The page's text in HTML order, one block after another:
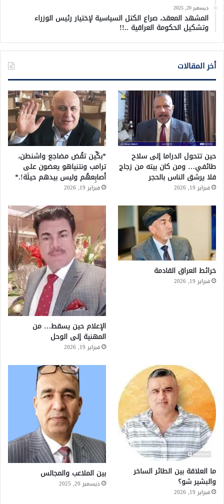
ديسمبر 20, 2025
المشهد المعقد، صراع الكتل السياسية لإختيار رئيس الوزراء
وتشكيل الحكومة العراقية ..!!
أخر المقالات
حين تتحول الدراما إلى سلاح
طائفي… ومن كان بيته من زجاج
فلا يرشق الناس بالحجر
فبراير 19, 2026
*بكِّين تقُض مضاجع واشنطن،
ترامب ونتنياهو يعضون على
أصابِعهُم وليس بيدهم حيلَة!.*
فبراير 19, 2026
خرائط العراق القادمة
فبراير 19, 2026
الإعلام حين يسقط… من
المهنية إلى الوحل
فبراير 19, 2026
ما العلاقة بين الطائر الساخر
والبشير شو؟
فبراير 19, 2026
بين الملاعب والمجالس
ديسمبر 20, 2025